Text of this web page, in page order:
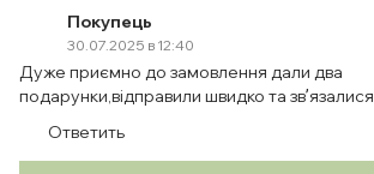
Покупець
30.07.2025 в 12:40
Дуже приємно до замовлення дали два
подарунки,відправили швидко та звʼязалися
Ответить